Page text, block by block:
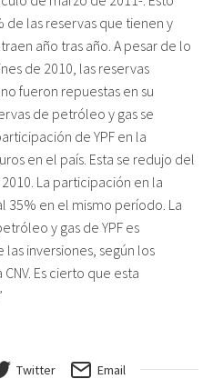
de las reservas que tienen y
año tras año. A pesar de lo
de 2010, las reservas
fueron repuestas en su
de petróleo y gas se
de YPF en la
en el país. Esta se redujo del
La participación en la
35% en el mismo período. La
y gas de YPF es
inversiones, según los
Es cierto que esta
Twitter Email